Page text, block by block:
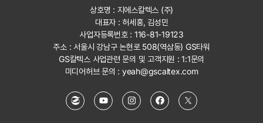
상호명 : 지에스칼텍스 (주)
대표자 : 허세홍, 김성민
사업자등록번호 : 116-81-19123
주소 : 서울시 강남구 논현로 508(역삼동) GS타워
GS칼텍스 사업관련 문의 및 고객지원 :1:1문의
미디어허브 문의 : yeah@gscaltex.com